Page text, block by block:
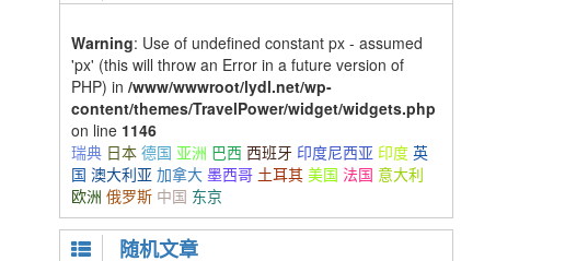
Warning: Use of undefined constant px - assumed
'px' (this will throw an Error in a future version of
PHP) in /www/wwwroot/lydl.net/wp-
content/themes/TravelPower/widget/widgets.php
on line 1146
瑞典 日本 德国 亚洲 巴西 西班牙 印度尼西亚 印度 英
国 澳大利亚 加拿大 墨西哥 土耳其 美国 法国 意大利
欧洲 俄罗斯 中国 东京
随机文章